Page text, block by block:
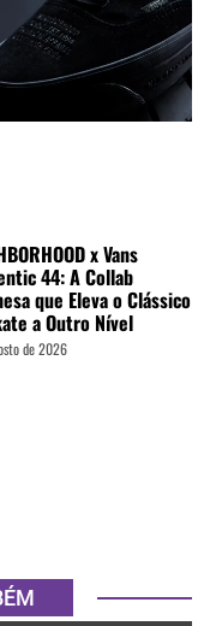
x Vans
44: A Collab
que Eleva o Clássico
a Outro Nível
de 2026